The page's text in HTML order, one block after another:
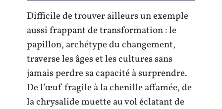
Difficile de trouver ailleurs un exemple
aussi frappant de transformation : le
papillon, archétype du changement,
traverse les âges et les cultures sans
jamais perdre sa capacité à surprendre.
De l’œuf fragile à la chenille affamée, de
la chrysalide muette au vol éclatant de